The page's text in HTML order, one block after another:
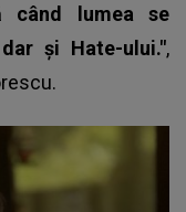
când lumea se
și Hate-ului.",
.